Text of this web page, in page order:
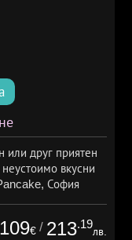
или друг приятен
вкусни
София
109€ / 213.19
лв.